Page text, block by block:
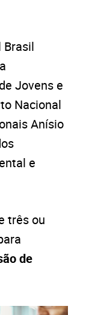
Brasil
Jovens e
Nacional
Anísio
e
três ou
de